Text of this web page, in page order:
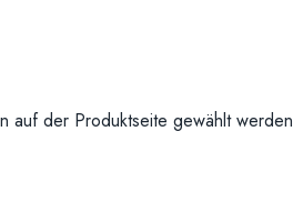
auf der Produktseite gewählt werden